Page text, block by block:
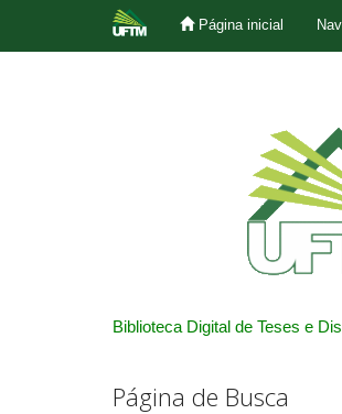
Página inicial
Biblioteca Digital de Teses e
Página de Busca